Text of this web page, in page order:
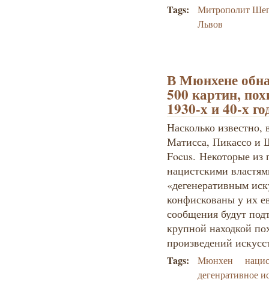
Tags:
Митрополит
Львов
В Мюнхене
500 картин,
1930-х и 40-х
Насколько известно,
Матисса, Пикассо и
Focus. Некоторые из
нацистскими
«дегенеративным
конфискованы у их
сообщения будут
крупной находкой
произведений
Tags: Мюнхен
дегенративное